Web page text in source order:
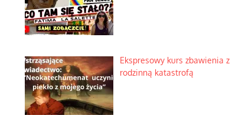
Ekspresowy kurs zbawienia z
rodzinną katastrofą